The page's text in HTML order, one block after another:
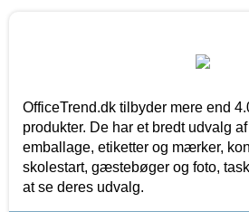
OfficeTrend.dk tilbyder mere end
produkter. De har et bredt udvalg
emballage, etiketter og mærker,
skolestart, gæstebøger og foto,
at se deres udvalg.